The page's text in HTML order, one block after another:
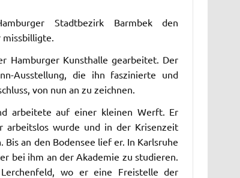
Stadtbezirk Barmbek den
Hamburger Kunsthalle gearbeitet. Der
Ausstellung, die ihn faszinierte und
von nun an zu zeichnen.
arbeitete auf einer kleinen Werft. Er
arbeitslos wurde und in der Krisenzeit
an den Bodensee lief er. In Karlsruhe
bei ihm an der Akademie zu studieren.
wo er eine Freistelle der